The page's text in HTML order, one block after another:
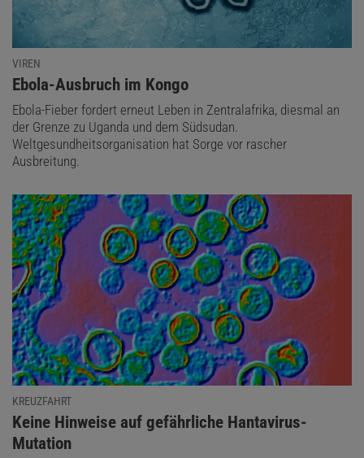
VIREN
:
Ebola-Ausbruch im Kongo
Ebola-Fieber fordert erneut Leben in Zentralafrika, diesmal an
der Grenze zu Uganda und dem Südsudan.
Weltgesundheitsorganisation hat Sorge vor rascher
Ausbreitung.
KREUZFAHRT
:
Keine Hinweise auf gefährliche Hantavirus-
Mutation